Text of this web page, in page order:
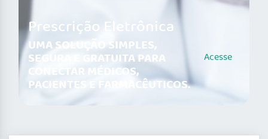
Prescrição Eletrônica
UMA SOLUÇÃO SIMPLES,
SEGURA E GRATUITA PARA
CONECTAR MÉDICOS,
PACIENTES E FARMACÊUTICOS.
Acesse